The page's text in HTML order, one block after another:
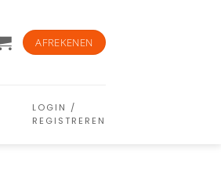
AFREKENEN
LOGIN /
REGISTREREN